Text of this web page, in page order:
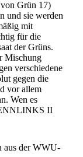
Grün 17)
und sie werden
mit
für die
der Grüns.
Mischung
verschiedene
gegen die
vor allem
Wen es
II
aus der WWU-